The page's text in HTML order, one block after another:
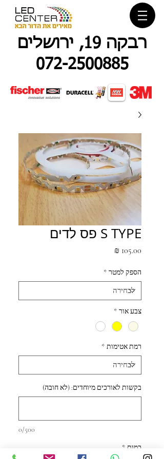
רבקה 19, ירושלים
072-2500885
S TYPE פס לדים
הספק למטר *
צבע אור *
רמת אטימות *
בקשות לאורכים מיוחדים: (לא חובה)
0/500
כמות *